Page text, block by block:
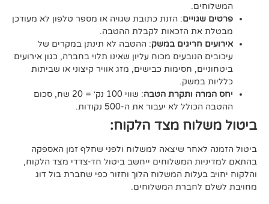
: הזנת כתובת שגויה או מספר טלפון לא מעודכן
הזכאות לקבלת ההטבה.
חריגים במשק: ההטבה לא תינתן במקרים של
מכוח עליון שאינו תלוי בחברה, כגון אירועים
חסימות כבישים, מזג אוויר קיצוני או שביתות
ותקרת הטבה
: שווי 100 נק׳ = 20 שח, סכום
לא יעבור את ה-500 נקודות.
מצד הלקוח:
שיצאה למשלוח ולפני שחלף זמן האספקה
המשלוחים ייחשב ביטול חד-צדדי מצד הלקוח,
המשלוח הלוך וחזור כפי שחברת בול דוג
המשלוחים.